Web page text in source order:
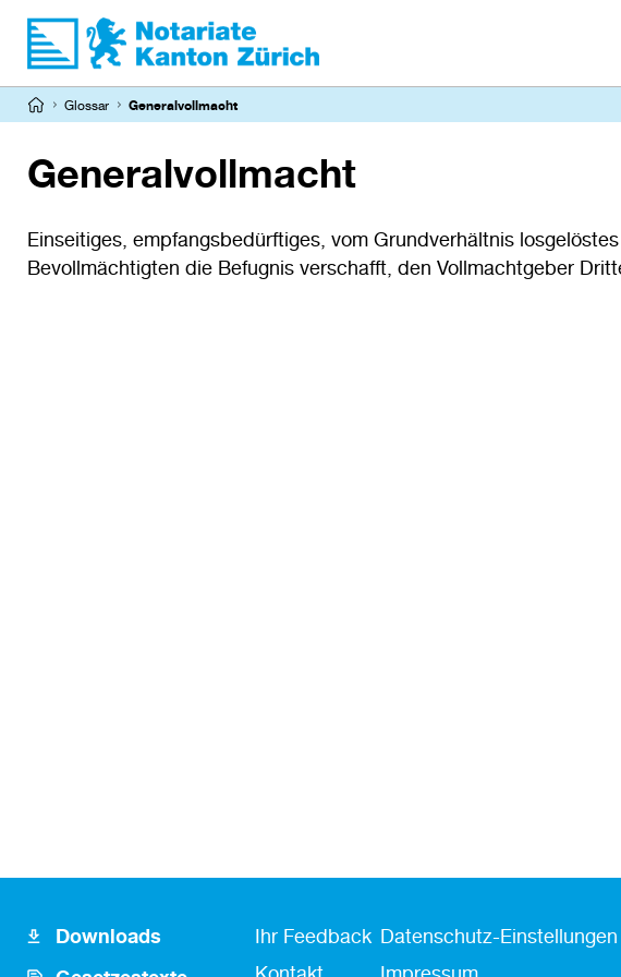
Direkt
zum
Inhalt
Pfadnavigation
Glossar Generalvollmacht
Generalvollmacht
Einseitiges, empfangsbedürftiges, vom Grundverhältnis
Bevollmächtigten die Befugnis verschafft, den Vollmachtgeber
Footer
Icon
Downloads
Fusszeile
Kontakt
Ihr Feedback Fußzeile
Datenschutz-Einstellungen